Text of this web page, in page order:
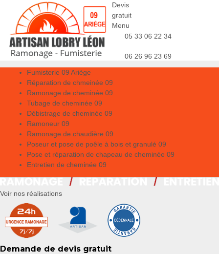
Devis
gratuit
Menu
05 33 06 22 34
06 26 96 23 69
Fumisterie 09 Ariège
Réparation de chmeinée 09
Ramonage de cheminée 09
Tubage de cheminée 09
Débistrage de cheminée 09
Ramoneur 09
Ramonage de chaudière 09
Poseur et pose de poêle à bois et granulé 09
Pose et réparation de chapeau de cheminée 09
Entretien de cheminée 09
Voir nos réalisations
Demande de devis gratuit